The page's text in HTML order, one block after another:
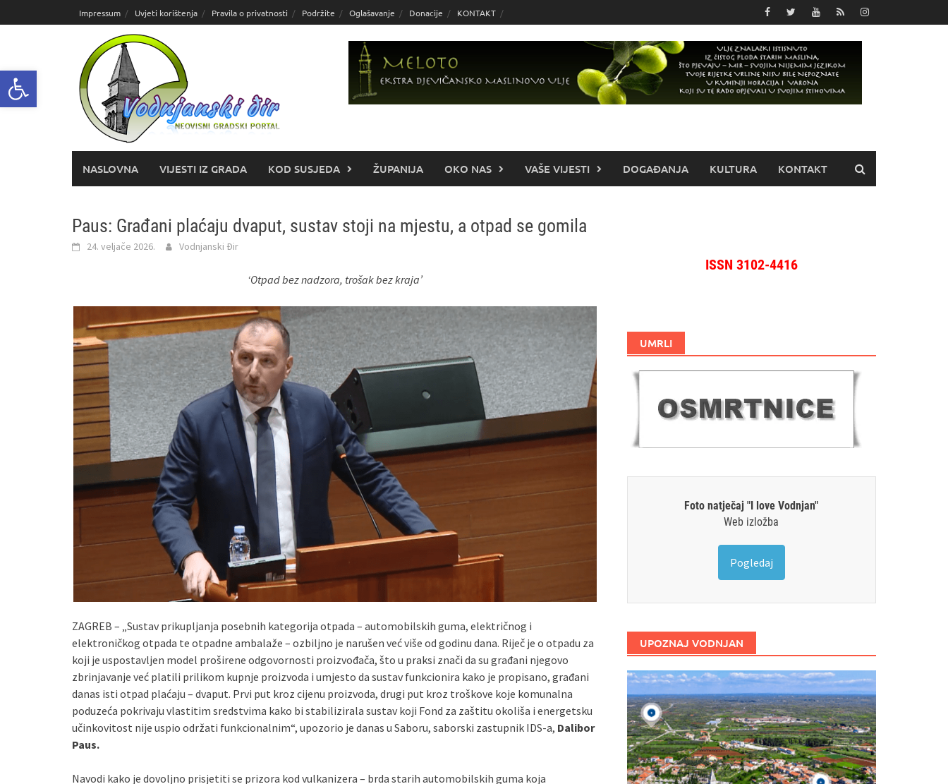
Open toolbar
do
Impressum Uvjeti korištenja Pravila o privatnosti Podržite Oglašavanje Donacije KONTAKT
NASLOVNA VIJESTI IZ GRADA KOD SUSJEDA ŽUPANIJA OKO NAS VAŠE VIJESTI DOGAĐANJA KULTURA KONTAKT
Paus: Građani plaćaju dvaput, sustav stoji na mjestu, a otpad se gomila
24. veljače 2026. Vodnjanski Đir
‘Otpad bez nadzora, trošak bez kraja’
ZAGREB – „Sustav prikupljanja posebnih kategorija otpada – automobilskih guma, električnog i
elektroničkog otpada te otpadne ambalaže – ozbiljno je narušen već više od godinu dana. Riječ je o otpadu za
koji je uspostavljen model proširene odgovornosti proizvođača, što u praksi znači da su građani njegovo
zbrinjavanje već platili prilikom kupnje proizvoda i umjesto da sustav funkcionira kako je propisano, građani
danas isti otpad plaćaju – dvaput. Prvi put kroz cijenu proizvoda, drugi put kroz troškove koje komunalna
poduzeća pokrivaju vlastitim sredstvima kako bi stabilizirala sustav koji Fond za zaštitu okoliša i energetsku
učinkovitost nije uspio održati funkcionalnim“, upozorio je danas u Saboru, saborski zastupnik IDS-a, Dalibor
Paus.
Navodi kako je dovoljno prisjetiti se prizora kod vulkanizera – brda starih automobilskih guma koja
ISSN 3102-4416
UMRLI
Foto natječaj "I love Vodnjan"
Web izložba
Pogledaj
UPOZNAJ VODNJAN